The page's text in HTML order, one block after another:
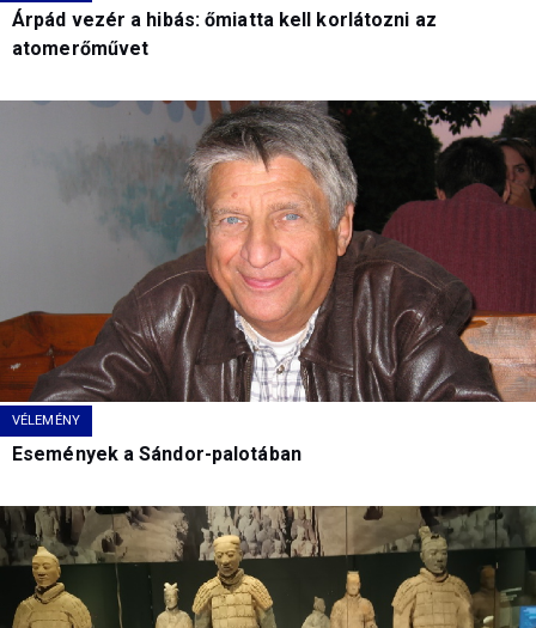
Árpád vezér a hibás: őmiatta kell korlátozni az
atomerőművet
VÉLEMÉNY
Események a Sándor-palotában